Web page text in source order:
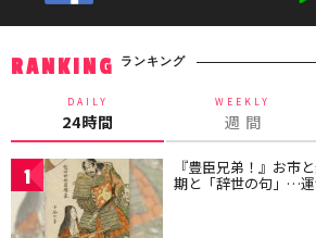
RANKING ランキング
DAILY
24時間
WEEKLY
週 間
1 『豊臣兄弟！』お市
期と「辞世の句」…